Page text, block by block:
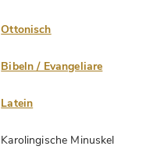
Ottonisch
Bibeln / Evangeliare
Latein
Karolingische Minuskel